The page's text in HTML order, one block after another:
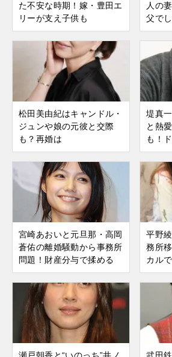
た不安な時期！嫁・豊田エ
リーが支え子供も
人の
父で
松田美由紀はキャンドル・
ジュンや娘の元彼と交際
も？再婚は
堤真
と熱
も！
宮崎あおいと元旦那・高岡
蒼佑の離婚騒動から事務所
問題！財産分与で揉める
平野
務所
カル